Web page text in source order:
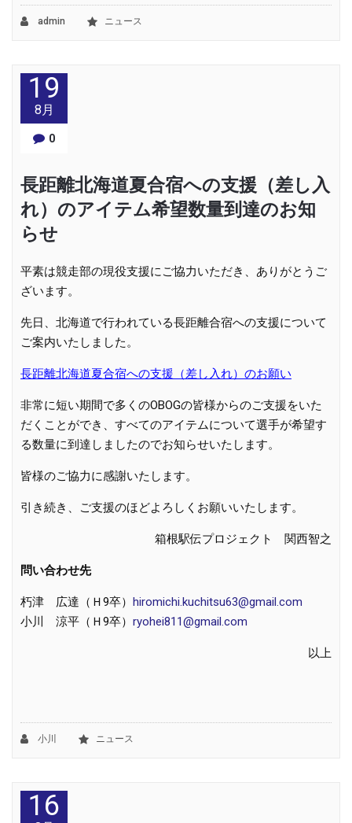
admin ニュース
19
8月
0
長距離北海道夏合宿への支援（差し入
れ）のアイテム希望数量到達のお知
らせ
平素は競走部の現役支援にご協力いただき、ありがとうご
ざいます。
先日、北海道で行われている長距離合宿への支援について
ご案内いたしました。
長距離北海道夏合宿への支援（差し入れ）のお願い
非常に短い期間で多くのOBOGの皆様からのご支援をいた
だくことができ、すべてのアイテムについて選手が希望す
る数量に到達しましたのでお知らせいたします。
皆様のご協力に感謝いたします。
引き続き、ご支援のほどよろしくお願いいたします。
箱根駅伝プロジェクト 関西智之
問い合わせ先
朽津 広達（Ｈ9卒）
hiromichi.kuchitsu63@gmail.com
小川 涼平（Ｈ9卒） ryohei811@gmail.com
以上
小川 ニュース
16